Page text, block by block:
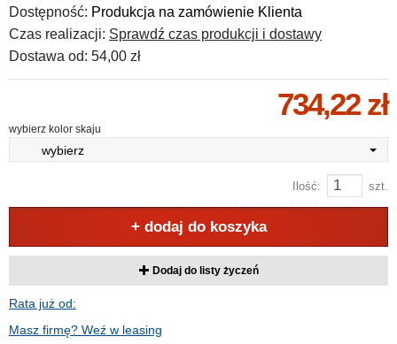
Dostępność: Produkcja na zamówienie Klienta
Czas realizacji: Sprawdź czas produkcji i dostawy
Dostawa od: 54,00 zł
734,22 zł
wybierz kolor skaju
wybierz
Ilość: szt.
+ dodaj do koszyka
Dodaj do listy życzeń
Rata już od:
Masz firmę? Weź w leasing